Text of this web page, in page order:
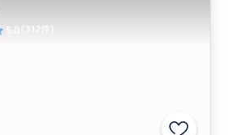
5.0 (312件)